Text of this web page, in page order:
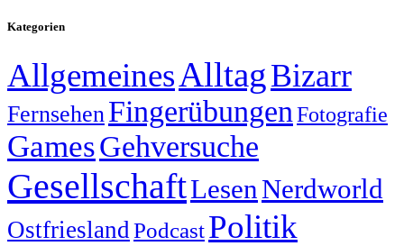
Kategorien
AllgemeinesAlltagBizarr
FernsehenFingerübungen Fotografie
GamesGehversuche
GesellschaftLesenNerdworld
OstfrieslandPodcastPolitik